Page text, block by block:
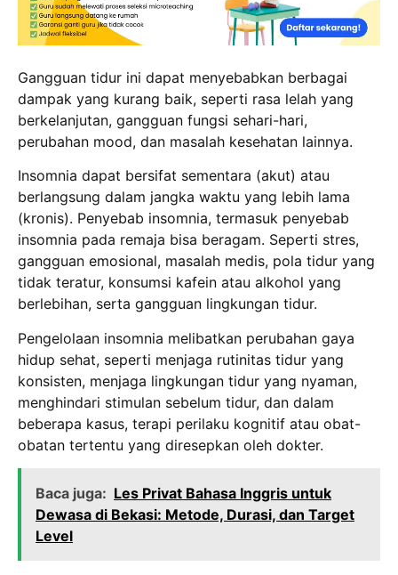
Gangguan tidur ini dapat menyebabkan berbagai
dampak yang kurang baik, seperti rasa lelah yang
berkelanjutan, gangguan fungsi sehari-hari,
perubahan mood, dan masalah kesehatan lainnya.
Insomnia dapat bersifat sementara (akut) atau
berlangsung dalam jangka waktu yang lebih lama
(kronis). Penyebab insomnia, termasuk penyebab
insomnia pada remaja bisa beragam. Seperti stres,
gangguan emosional, masalah medis, pola tidur yang
tidak teratur, konsumsi kafein atau alkohol yang
berlebihan, serta gangguan lingkungan tidur.
Pengelolaan insomnia melibatkan perubahan gaya
hidup sehat, seperti menjaga rutinitas tidur yang
konsisten, menjaga lingkungan tidur yang nyaman,
menghindari stimulan sebelum tidur, dan dalam
beberapa kasus, terapi perilaku kognitif atau obat-
obatan tertentu yang diresepkan oleh dokter.
Baca juga: Les Privat Bahasa Inggris untuk
Dewasa di Bekasi: Metode, Durasi, dan Target
Level